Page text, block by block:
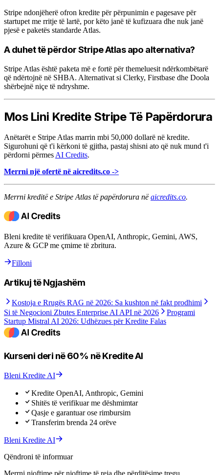
Stripe ndonjëherë ofron kredite për përpunimin e pagesave për
startupet me rritje të lartë, por këto janë të kufizuara dhe nuk janë
pjesë e paketës standarde Atlas.
A duhet të përdor Stripe Atlas apo alternativa?
Stripe Atlas është paketa më e fortë për themeluesit ndërkombëtarë
që ndërtojnë në SHBA. Alternativat si Clerky, Firstbase dhe Doola
shërbejnë niçe të ndryshme.
Mos Lini Kredite Stripe Të Papërdorura
Anëtarët e Stripe Atlas marrin mbi 50,000 dollarë në kredite.
Sigurohuni që t'i kërkoni të gjitha, pastaj shisni ato që nuk mund t'i
përdorni përmesAI Credits.
Merrni një ofertë në aicredits.co ->
Merrni kreditë e Stripe Atlas të papërdorura nëaicredits.co.
Bleni kredite të verifikuara OpenAI, Anthropic, Gemini, AWS,
Azure & GCP me çmime të zbritura.
Filloni
Artikuj të Ngjashëm
Kostoja e Rrugës RAG në 2026: Sa kushton në fakt prodhimi
Si të Negocioni Zbutes Enterprise AI API në 2026
Programi
Startup Mistral AI 2026: Udhëzues për Kredite Falas
Kurseni deri në 60% në Kredite AI
Bleni Kredite AI
Kredite OpenAI, Anthropic, Gemini
Shitës të verifikuar me dëshmimtar
Qasje e garantuar ose rimbursim
Transferim brenda 24 orëve
Bleni Kredite AI
Qëndroni të informuar